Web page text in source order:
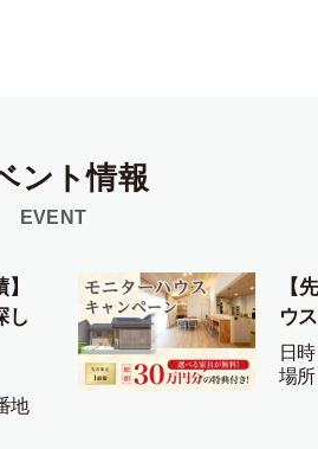
ント情報
EVENT
し
地
【
ウ
日
場